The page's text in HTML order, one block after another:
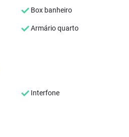
Box banheiro
Armário quarto
Interfone